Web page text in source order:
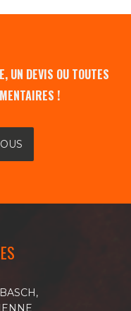
UN DEVIS OU TOUTES
!